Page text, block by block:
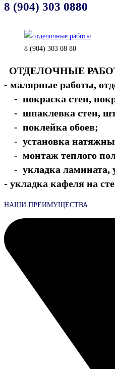
8 (904) 303 0880
8 (904) 303 08 80
ОТДЕЛОЧНЫЕ
- малярные работы,
- покраска стен,
- шпаклевка стен,
- поклейка обоев;
- установка
- монтаж теплого
- укладка ламината,
- укладка кафеля на
НАШИ ПРЕИМУЩЕСТВА